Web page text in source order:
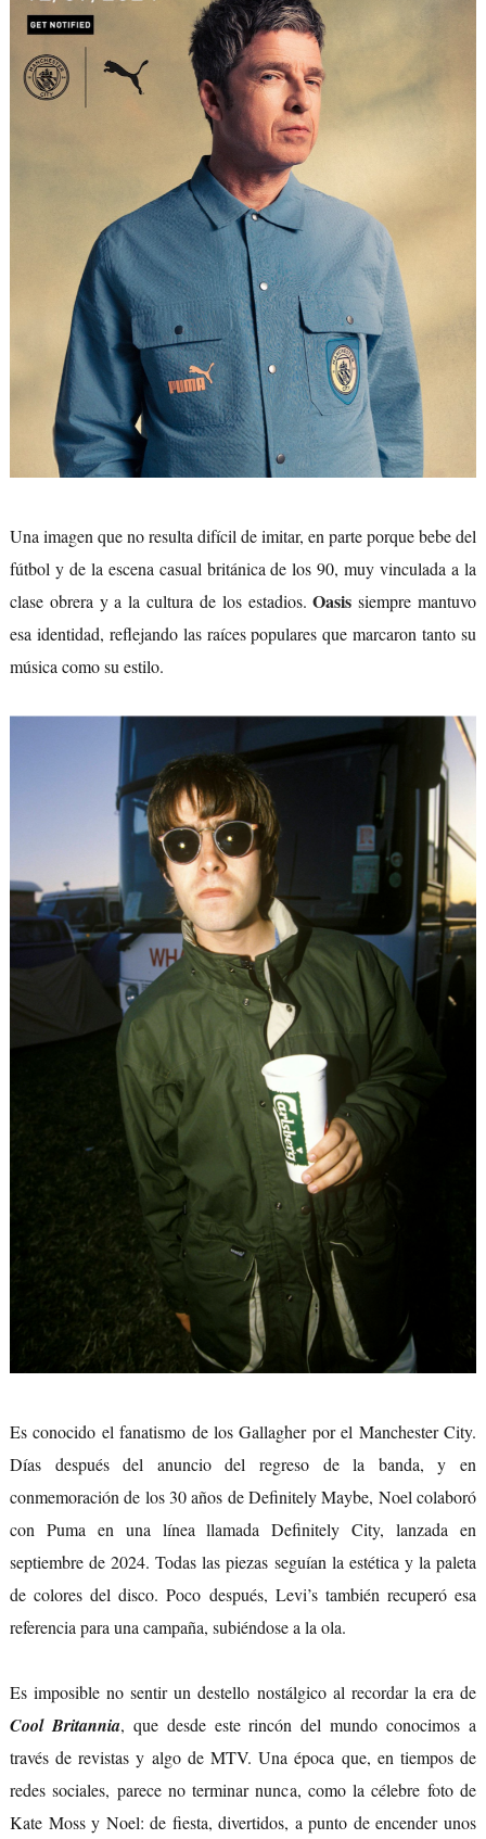
Una imagen que no resulta difícil de imitar, en parte porque bebe del
fútbol y de la escena casual británica de los 90, muy vinculada a la
clase obrera y a la cultura de los estadios.Oasis siempre mantuvo
esa identidad, reflejando las raíces populares que marcaron tanto su
música como su estilo.
Es conocido el fanatismo de los Gallagher por el Manchester City.
Días después del anuncio del regreso de la banda, y en
conmemoración de los 30 años de Definitely Maybe, Noel colaboró
con Puma en una línea llamada Definitely City, lanzada en
septiembre de 2024. Todas las piezas seguían la estética y la paleta
de colores del disco. Poco después, Levi’s también recuperó esa
referencia para una campaña, subiéndose a la ola.
Es imposible no sentir un destello nostálgico al recordar la era de
Cool Britannia, que desde este rincón del mundo conocimos a
través de revistas y algo de MTV. Una época que, en tiempos de
redes sociales, parece no terminar nunca, como la célebre foto de
Kate Moss y Noel: de fiesta, divertidos, a punto de encender unos